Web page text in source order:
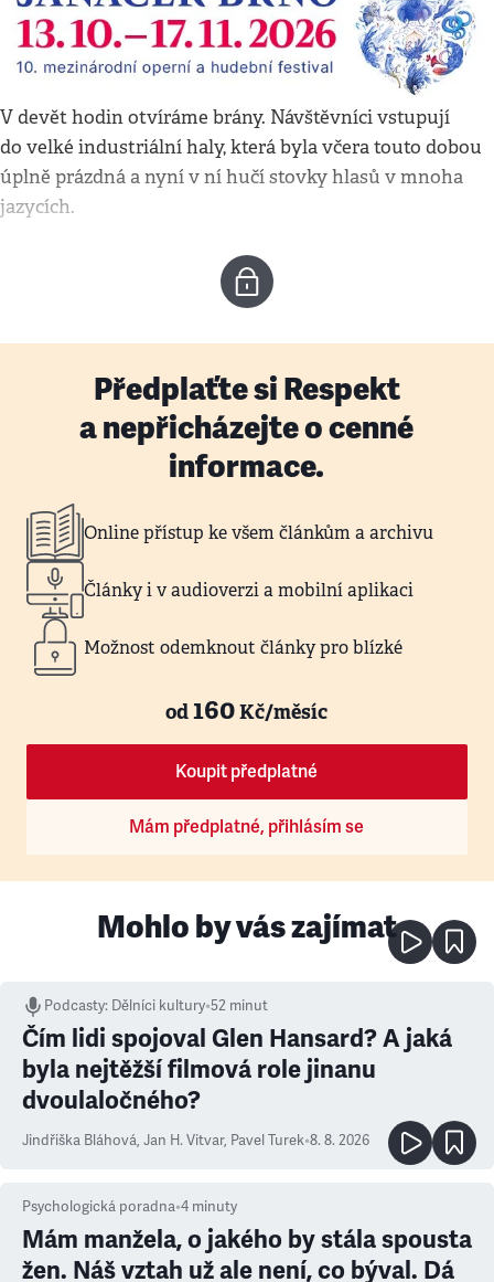
V devět hodin otvíráme brány. Návštěvníci vstupují
do velké industriální haly, která byla včera touto dobou
úplně prázdná a nyní v ní hučí stovky hlasů v mnoha
jazycích.
Předplaťte si Respekt
a nepřicházejte o cenné
informace.
Online přístup ke všem článkům a archivu
Články i v audioverzi a mobilní aplikaci
Možnost odemknout články pro blízké
od160Kč/měsíc
Koupit předplatné
Mám předplatné, přihlásím se
Mohlo by vás zajímat
Podcasty: Dělníci kultury•52 minut
Čím lidi spojoval Glen Hansard? A jaká
byla nejtěžší filmová role jinanu
dvoulaločného?
Jindřiška Bláhová, Jan H. Vitvar, Pavel Turek•8. 8. 2026
Psychologická poradna•4 minuty
Mám manžela, o jakého by stála spousta
žen. Náš vztah už ale není, co býval. Dá